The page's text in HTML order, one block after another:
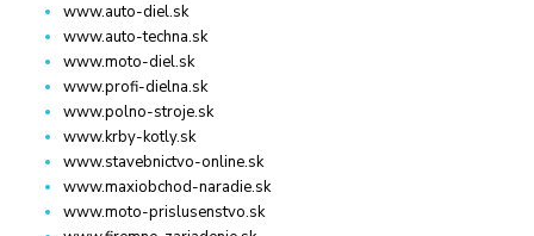
www.auto-diel.sk
www.auto-techna.sk
www.moto-diel.sk
www.profi-dielna.sk
www.polno-stroje.sk
www.krby-kotly.sk
www.stavebnictvo-online.sk
www.maxiobchod-naradie.sk
www.moto-prislusenstvo.sk